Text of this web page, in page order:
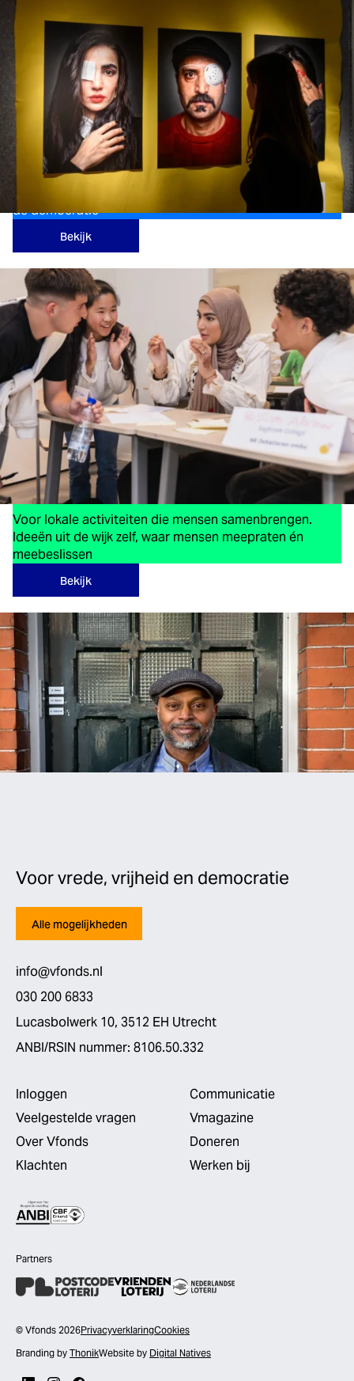
Onze Democratie
Voor publieksprojecten die meer mensen betrekken bij
de democratie
Bekijk
Opent 15 september
Loket D
Voor lokale activiteiten die mensen samenbrengen.
Ideeën uit de wijk zelf, waar mensen meepraten én
meebeslissen
Bekijk
Voor vrede, vrijheid en democratie
Alle mogelijkheden
info@vfonds.nl
030 200 6833
Lucasbolwerk 10, 3512 EH Utrecht
ANBI/RSIN nummer: 8106.50.332
Inloggen
Veelgestelde vragen
Over Vfonds
Klachten
Communicatie
Vmagazine
Doneren
Werken bij
Partners
© Vfonds 2026PrivacyverklaringCookies
Branding by ThonikWebsite by Digital Natives
LinkedInInstagramFacebook